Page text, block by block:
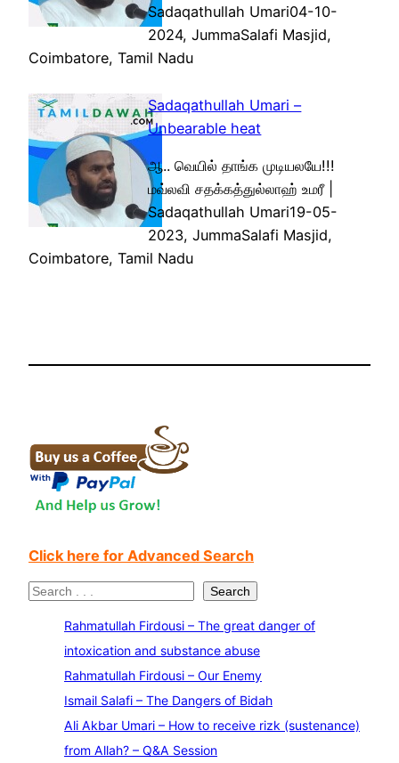
Sadaqathullah Umari04-10-
2024, JummaSalafi Masjid,
Coimbatore, Tamil Nadu
Sadaqathullah Umari –
Unbearable heat
ஆ.. வெயில் தாங்க முடியலயே!!!
மவ்லவி சதக்கத்துல்லாஹ் உமரீ |
Sadaqathullah Umari19-05-
2023, JummaSalafi Masjid,
Coimbatore, Tamil Nadu
Click here for Advanced Search
S
Search
Rahmatullah Firdousi – The great danger of
intoxication and substance abuse
Rahmatullah Firdousi – Our Enemy
Ismail Salafi – The Dangers of Bidah
Ali Akbar Umari – How to receive rizk (sustenance)
from Allah? – Q&A Session